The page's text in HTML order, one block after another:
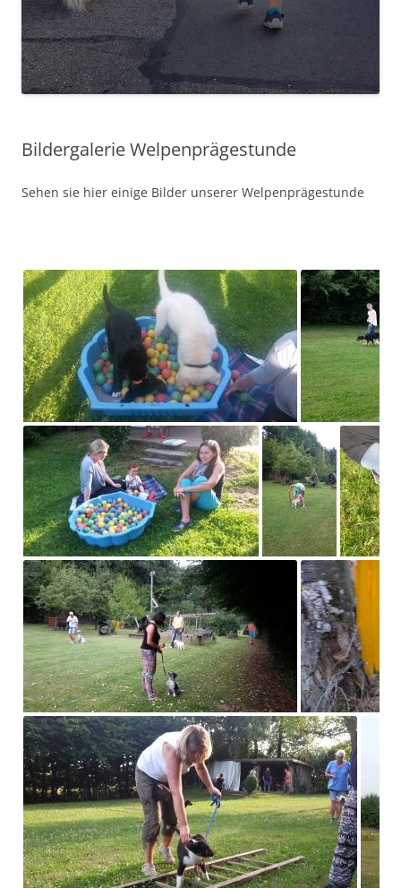
Bildergalerie Welpenprägestunde
Sehen sie hier einige Bilder unserer Welpenprägestunde